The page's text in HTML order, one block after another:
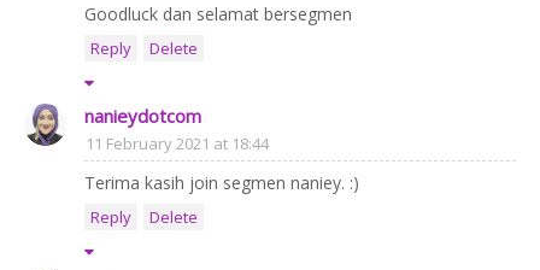
Goodluck dan selamat bersegmen
Reply Delete
nanieydotcom
11 February 2021 at 18:44
Terima kasih join segmen naniey. :)
Reply Delete